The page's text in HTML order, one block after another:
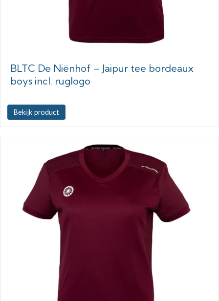
BLTC De Niënhof – Jaipur tee bordeaux
boys incl. ruglogo
Bekijk product